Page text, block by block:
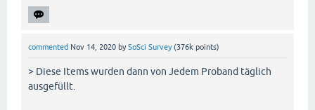
commented Nov 14, 2020 bySoSci Survey (376k points)
> Diese Items wurden dann von Jedem Proband täglich
ausgefüllt.